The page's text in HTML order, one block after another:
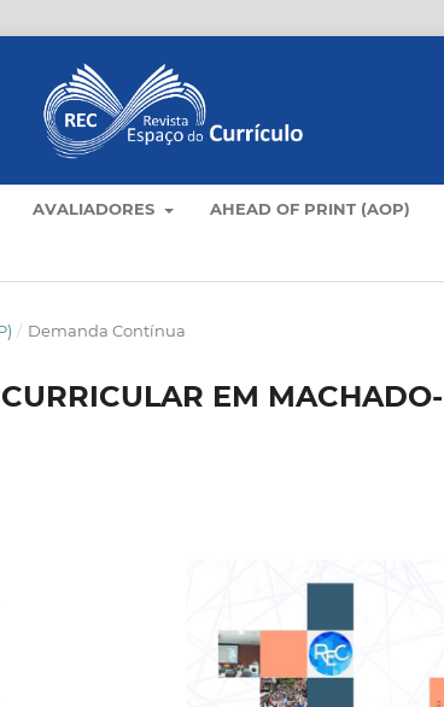
AVALIADORES AHEAD OF PRINT (AOP)
/ Demanda Contínua
EM MACHADO-